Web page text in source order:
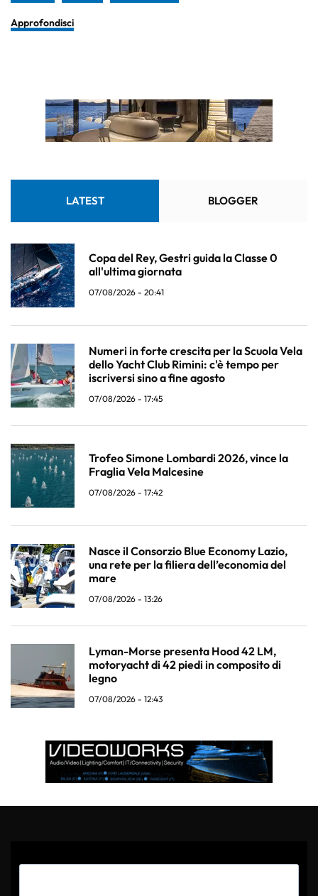
Approfondisci
LATEST BLOGGER
Copa del Rey, Gestri guida la Classe 0
all'ultima giornata
07/08/2026 - 20:41
Numeri in forte crescita per la Scuola Vela
dello Yacht Club Rimini: c'è tempo per
iscriversi sino a fine agosto
07/08/2026 - 17:45
Trofeo Simone Lombardi 2026, vince la
Fraglia Vela Malcesine
07/08/2026 - 17:42
Nasce il Consorzio Blue Economy Lazio,
una rete per la filiera dell’economia del
mare
07/08/2026 - 13:26
Lyman-Morse presenta Hood 42 LM,
motoryacht di 42 piedi in composito di
legno
07/08/2026 - 12:43